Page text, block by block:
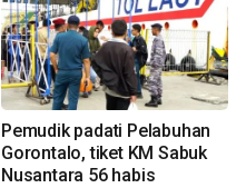
Pemudik padati Pelabuhan
Gorontalo, tiket KM Sabuk
Nusantara 56 habis